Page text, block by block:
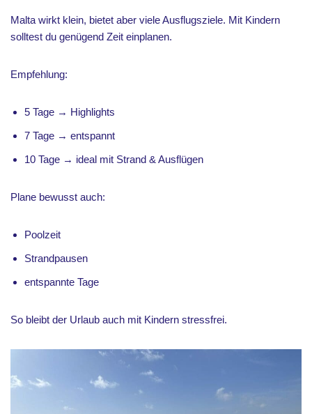
Malta wirkt klein, bietet aber viele Ausflugsziele. Mit Kindern
solltest du genügend Zeit einplanen.
Empfehlung:
5 Tage → Highlights
7 Tage → entspannt
10 Tage → ideal mit Strand & Ausflügen
Plane bewusst auch:
Poolzeit
Strandpausen
entspannte Tage
So bleibt der Urlaub auch mit Kindern stressfrei.